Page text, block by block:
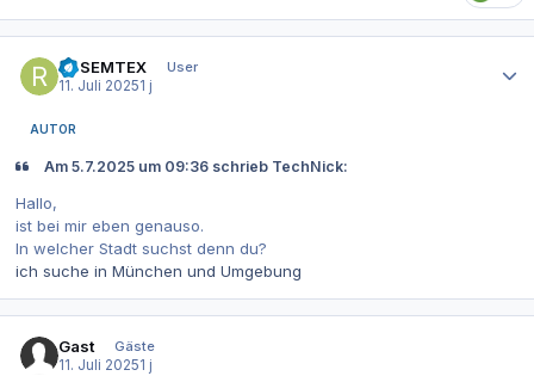
RSSEMTEX
User
11. Juli 20251 j
AUTOR
Am 5.7.2025 um 09:36 schrieb TechNick:
Hallo,
ist bei mir eben genauso.
In welcher Stadt suchst denn du?
ich suche in München und Umgebung
Gast
Gäste
11. Juli 20251 j